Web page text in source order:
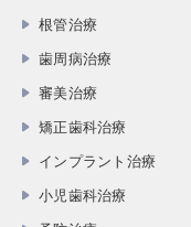
根管治療
歯周病治療
審美治療
矯正歯科治療
インプラント治療
小児歯科治療